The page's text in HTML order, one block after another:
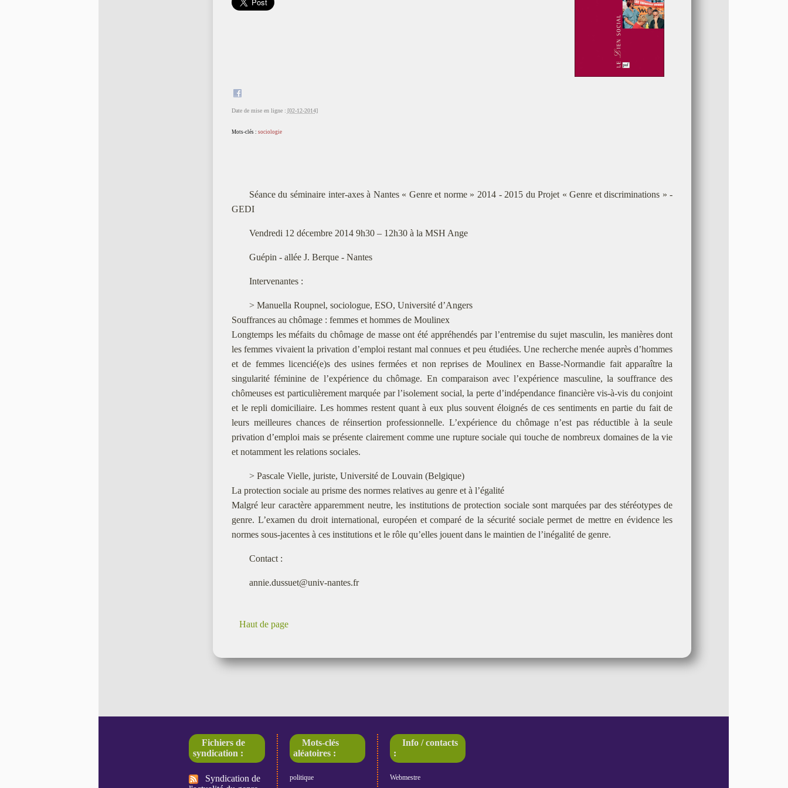
Date de mise en ligne : [02-12-2014]
Mots-clés : sociologie
Séance du séminaire inter-axes à Nantes « Genre et norme » 2014 - 2015 du Projet « Genre et discriminations » -
GEDI
Vendredi 12 décembre 2014 9h30 – 12h30 à la MSH Ange
Guépin - allée J. Berque - Nantes
Intervenantes :
> Manuella Roupnel, sociologue, ESO, Université d’Angers
Souffrances au chômage : femmes et hommes de Moulinex
Longtemps les méfaits du chômage de masse ont été appréhendés par l’entremise du sujet masculin, les manières dont
les femmes vivaient la privation d’emploi restant mal connues et peu étudiées. Une recherche menée auprès d’hommes
et de femmes licencié(e)s des usines fermées et non reprises de Moulinex en Basse-Normandie fait apparaître la
singularité féminine de l’expérience du chômage. En comparaison avec l’expérience masculine, la souffrance des
chômeuses est particulièrement marquée par l’isolement social, la perte d’indépendance financière vis-à-vis du conjoint
et le repli domiciliaire. Les hommes restent quant à eux plus souvent éloignés de ces sentiments en partie du fait de
leurs meilleures chances de réinsertion professionnelle. L’expérience du chômage n’est pas réductible à la seule
privation d’emploi mais se présente clairement comme une rupture sociale qui touche de nombreux domaines de la vie
et notamment les relations sociales.
> Pascale Vielle, juriste, Université de Louvain (Belgique)
La protection sociale au prisme des normes relatives au genre et à l’égalité
Malgré leur caractère apparemment neutre, les institutions de protection sociale sont marquées par des stéréotypes de
genre. L’examen du droit international, européen et comparé de la sécurité sociale permet de mettre en évidence les
normes sous-jacentes à ces institutions et le rôle qu’elles jouent dans le maintien de l’inégalité de genre.
Contact :
annie.dussuet@univ-nantes.fr
Haut de page
Fichiers de
syndication :
Syndication de
Mots-clés
aléatoires :
politique
Info / contacts
:
Webmestre